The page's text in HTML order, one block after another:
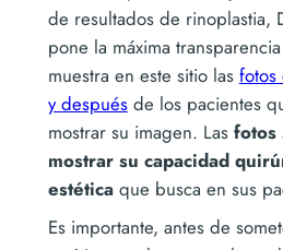
de resultados de rinoplastia,
pone la máxima
muestra en este sitio las fotos
y despuésde los pacientes
mostrar su imagen. Las fotos
mostrar su capacidad
estéticaque busca en sus
Es importante, antes de